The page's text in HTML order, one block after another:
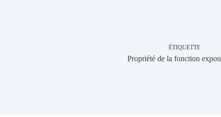
ÉTIQUETTE
Propriété de la fonction